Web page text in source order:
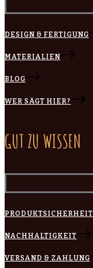
DESIGN & FERTIGUNG
MATERIALIEN
BLOG
WER SÄGT HIER?
GUT ZU WISSEN
PRODUKTSICHERHEIT
NACHHALTIGKEIT
VERSAND & ZAHLUNG